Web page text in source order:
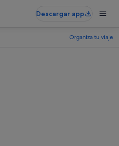
Descargar app
Organiza tu viaje